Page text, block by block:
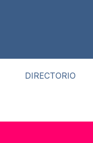
DIRECTORIO